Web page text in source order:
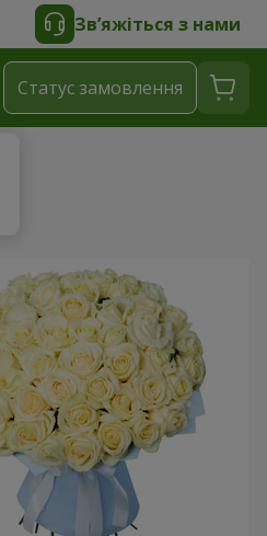
Зв’яжіться з нами
Статус замовлення